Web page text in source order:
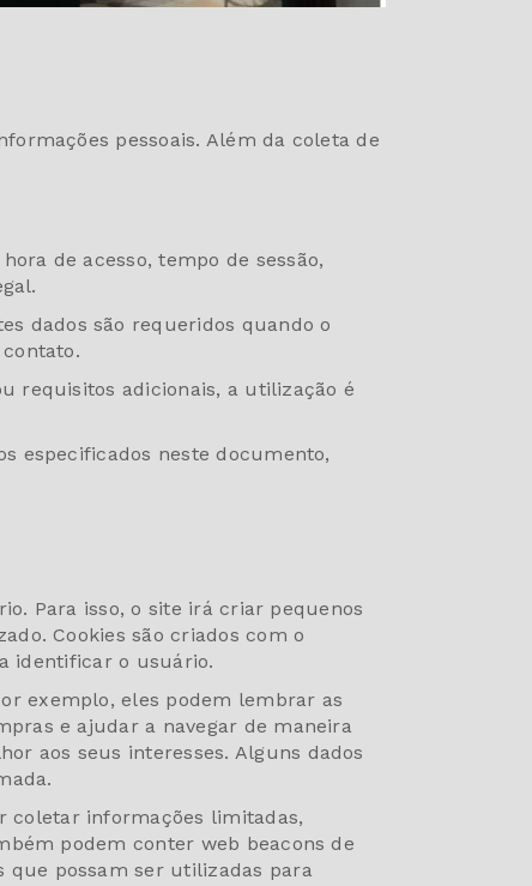
pessoais. Além da coleta de
de acesso, tempo de sessão,
dados são requeridos quando o
requisitos adicionais, a utilização é
especificados neste documento,
Para isso, o site irá criar pequenos
Cookies são criados com o
identificar o usuário.
exemplo, eles podem lembrar as
e ajudar a navegar de maneira
aos seus interesses. Alguns dados
coletar informações limitadas,
podem conter web beacons de
que possam ser utilizadas para